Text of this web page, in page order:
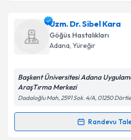
Uzm. Dr. Adviye Özeriçin
oluşturun. Size bu uzmandan
takvim hazırlandığında e-
Kişisel verilerimin
'ni okudum ve kişisel
kapsamda işlenmesini
Uzm. Dr. Sibel Kara
Göğüs Hastalıkları
Adana, Yüreğir
Başkent Üniversitesi Adana
AraşTırma Merkezi
Dadaloğlu Mah, 2591 Sok. 4/A, 01250
Randevu
Randevu Takvimi Talebi